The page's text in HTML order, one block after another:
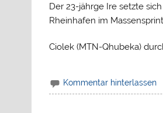
Der 23-jährge Ire setzte
Rheinhafen im
Ciolek (MTN-Qhubeka)
Kommentar hinterlassen